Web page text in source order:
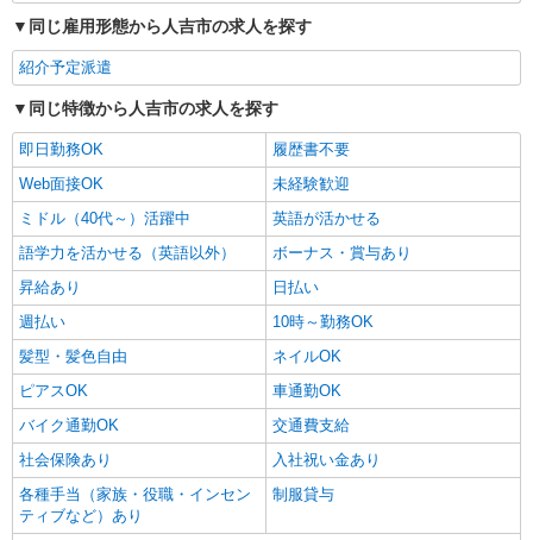
同じ雇用形態から人吉市の求人を探す
紹介予定派遣
同じ特徴から人吉市の求人を探す
即日勤務OK
履歴書不要
Web面接OK
未経験歓迎
ミドル（40代～）活躍中
英語が活かせる
語学力を活かせる（英語以外）
ボーナス・賞与あり
昇給あり
日払い
週払い
10時～勤務OK
髪型・髪色自由
ネイルOK
ピアスOK
車通勤OK
バイク通勤OK
交通費支給
社会保険あり
入社祝い金あり
各種手当（家族・役職・インセン
ティブなど）あり
制服貸与